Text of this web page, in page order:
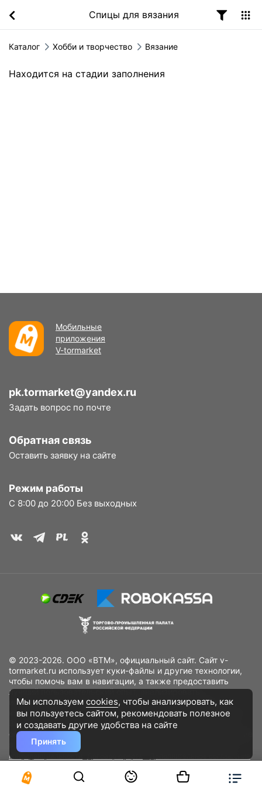
Спицы для вязания
Каталог Хобби и творчество Вязание
Находится на стадии заполнения
Мобильные
приложения
V-tormarket
pk.tormarket@yandex.ru
Задать вопрос по почте
Обратная связь
Оставить заявку на сайте
Режим работы
С 8:00 до 20:00 Без выходных
© 2023-2026. ООО «ВТМ», официальный сайт. Сайт v-
tormarket.ru использует куки-файлы и другие технологии,
чтобы помочь вам в навигации, а также предоставить
лучший пользовательский опыт, анализировать
использование наших продуктов и услуг, повысить
качество рекламных и маркетинговых активностей. Если
Вы не хотите, чтобы Ваши пользовательские данные
обрабатывались, пожалуйста, ограничьте их использование
в своём браузере.
конфиденциальности
Разработано DST Global
Мы используем cookies, чтобы анализировать, как
вы пользуетесь сайтом, рекомендовать полезное
и создавать другие удобства на сайте
Принять